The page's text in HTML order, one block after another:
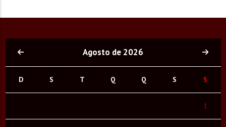
Agosto de 2026
D S T Q Q S S
1